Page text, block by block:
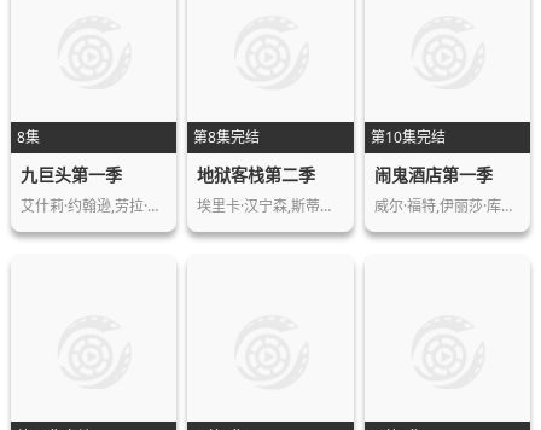
8集
九巨头第一季
艾什莉·约翰逊,劳拉·贝利,特拉维斯·…
第8集完结
地狱客栈第二季
埃里卡·汉宁森,斯蒂芬妮·比翠丝,艾利…
第10集完结
闹鬼酒店第一季
威尔·福特,伊丽莎·库伯,斯凯勒·吉桑…